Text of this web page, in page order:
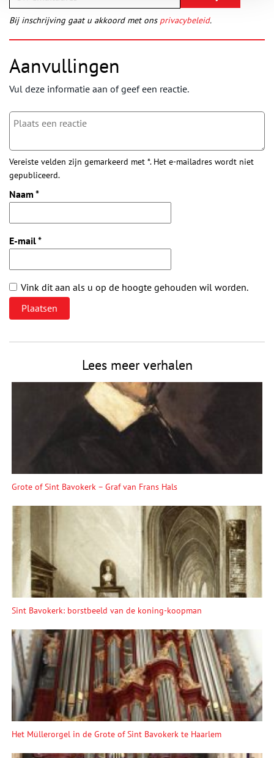
Bij inschrijving gaat u akkoord met ons privacybeleid.
Aanvullingen
Vul deze informatie aan of geef een reactie.
Vereiste velden zijn gemarkeerd met *. Het e-mailadres wordt niet
gepubliceerd.
Naam *
E-mail*
Vink dit aan als u op de hoogte gehouden wil worden.
Lees meer verhalen
Grote of Sint Bavokerk – Graf van Frans Hals
Sint Bavokerk: borstbeeld van de koning-koopman
Het Müllerorgel in de Grote of Sint Bavokerk te Haarlem